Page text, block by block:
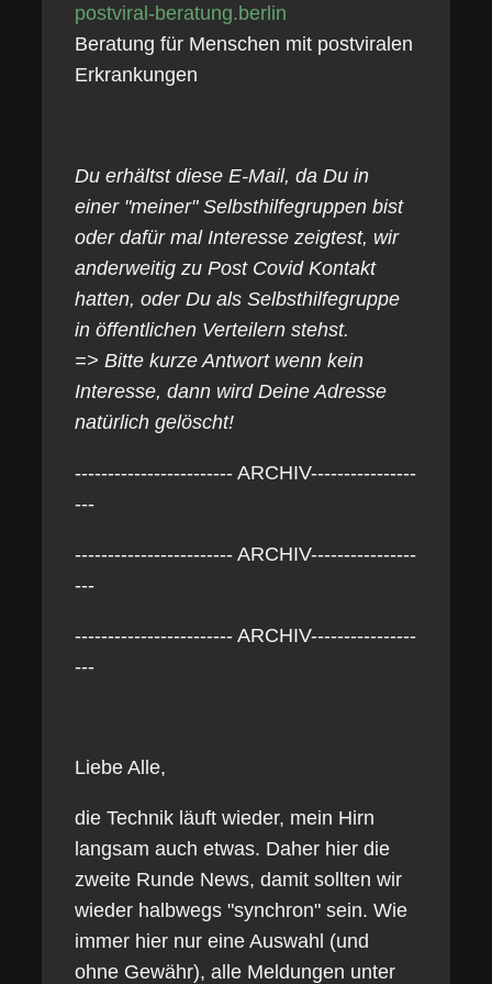
postviral-beratung.berlin
Beratung für Menschen mit postviralen
Erkrankungen
Du erhältst diese E-Mail, da Du in
einer "meiner" Selbsthilfegruppen bist
oder dafür mal Interesse zeigtest, wir
anderweitig zu Post Covid Kontakt
hatten, oder Du als Selbsthilfegruppe
in öffentlichen Verteilern stehst.
=> Bitte kurze Antwort wenn kein
Interesse, dann wird Deine Adresse
natürlich gelöscht!
------------------------ ARCHIV----------------
---
------------------------ ARCHIV----------------
---
------------------------ ARCHIV----------------
---
Liebe Alle,
die Technik läuft wieder, mein Hirn
langsam auch etwas. Daher hier die
zweite Runde News, damit sollten wir
wieder halbwegs "synchron" sein. Wie
immer hier nur eine Auswahl (und
ohne Gewähr), alle Meldungen unter